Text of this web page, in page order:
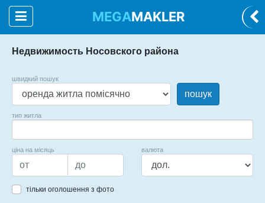
MEGAMAKLER
Недвижимость Носовского района
швидкий пошук
пошук
тип житла
ціна на місяць валюта
тільки оголошення з фото